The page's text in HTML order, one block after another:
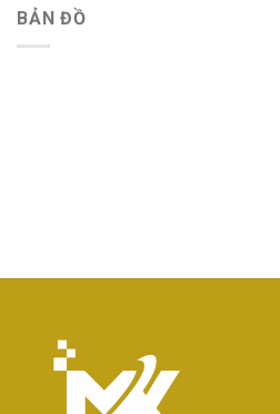
BẢN ĐỒ